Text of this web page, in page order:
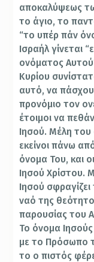
αποκαλύψεως
το άγιο, το
“το υπέρ πάν
Ισραήλ γίνεται
ονόματος
Κυρίου
αυτό, να
προνόμιο τον
έτοιμοι να
Ιησού. Μέλη του
εκείνοι πάνω
όνομα Του, και
Ιησού Χρίστου.
Ιησού
ναό της
παρουσίας του
Το όνομα
με το Πρόσωπο
το ο πιστός